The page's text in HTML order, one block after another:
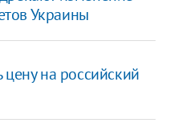
Украины
цену на российский